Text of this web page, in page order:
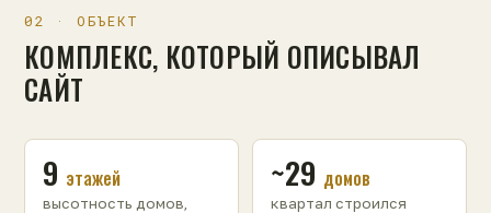
02 · ОБЪЕКТ
КОМПЛЕКС, КОТОРЫЙ ОПИСЫВАЛ
САЙТ
9 этажей
высотность домов,
~29 домов
квартал строился